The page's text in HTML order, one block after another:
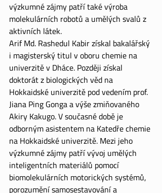
výzkumné zájmy patří také výroba
molekulárních robotů a umělých svalů z
aktivních látek.
Arif Md. Rashedul Kabir získal bakalářský
i magisterský titul v oboru chemie na
univerzitě v Dháce. Později získal
doktorát z biologických věd na
Hokkaidské univerzitě pod vedením prof.
Jiana Ping Gonga a výše zmiňovaného
Akiry Kakugo. V současné době je
odborným asistentem na Katedře chemie
na Hokkaidské univerzitě. Mezi jeho
výzkumné zájmy patří vývoj umělých
inteligentních materiálů pomocí
biomolekulárních motorických systémů,
porozumění samosestavování a